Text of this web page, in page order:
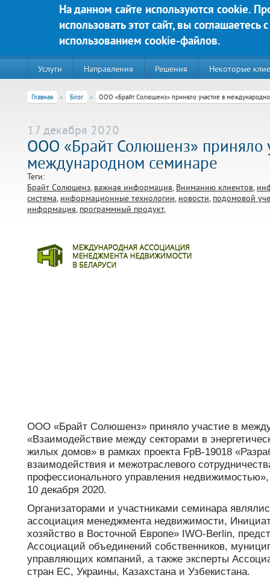
На данном сайте используются cookie.
использовать этот сайт, вы соглашаетесь с
использованием cookie-файлов.
Перейти к основному содержанию
Контакты:
Техническая поддержка:
тел.:+375 (44) 555-90-25
Яркие решения для Вашего
Услуги Направления Решения Некоторые
Главная Блог ООО «Брайт Солюшенз» приняло участие в
17 декабря 2020
ООО «Брайт Солюшенз» приняло
международном семинаре
Теги:
Брайт Солюшенз важная информация Вниманию клиентов
система информационные технологии новости подомовой
информация программный продукт
ООО «Брайт Солюшенз» приняло участие в
«Взаимодействие между секторами в
жилых домов» в рамках проекта FpB-19018
взаимодействия и межотраслевого
профессионального управления
10 декабря 2020.
Организаторами и участниками семинара
ассоциация менеджмента недвижимости,
хозяйство в Восточной Европе» IWO-Berlin,
Ассоциаций объединений собственников,
управляющих компаний, а также эксперты
стран ЕС, Украины, Казахстана и Узбекистана.